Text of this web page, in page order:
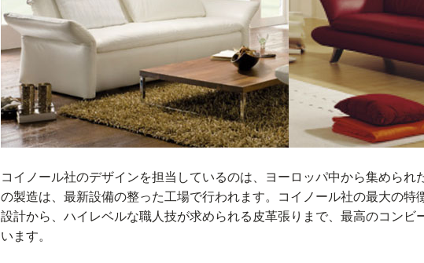
コイノール社のデザインを担当しているのは、ヨーロッパ中から集められ
の製造は、最新設備の整った工場で行われます。コイノール社の最大の特
設計から、ハイレベルな職人技が求められる皮革張りまで、最高のコンビ
います。